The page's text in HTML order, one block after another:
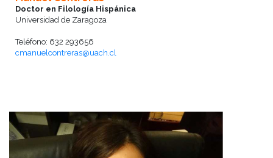
Doctor en Filología Hispánica
Universidad de Zaragoza
Teléfono: 632 293656
cmanuelcontreras@uach.cl